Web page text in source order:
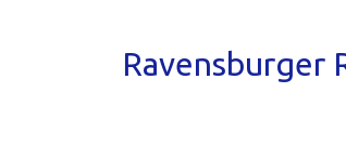
Ravensburger